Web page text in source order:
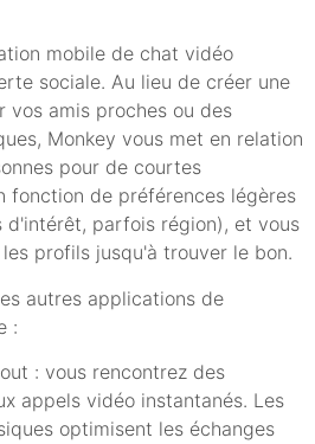
mobile de chat vidéo
sociale. Au lieu de créer une
vos amis proches ou des
Monkey vous met en relation
pour de courtes
fonction de préférences légères
d'intérêt, parfois région), et vous
profils jusqu'à trouver le bon.
autres applications de
:
: vous rencontrez des
appels vidéo instantanés. Les
optimisent les échanges